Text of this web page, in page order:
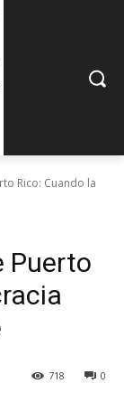
Rico: Cuando la
Puerto
0
718